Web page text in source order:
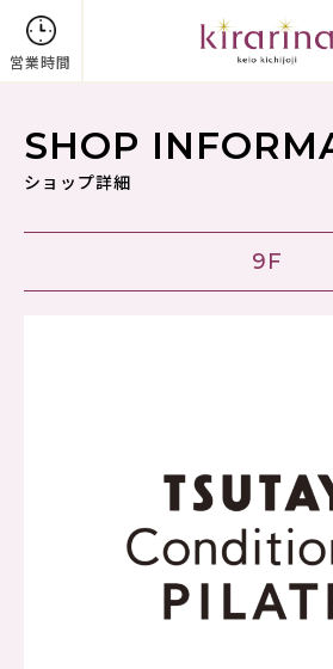
営業時間
SHOP
ショップ詳細
9F